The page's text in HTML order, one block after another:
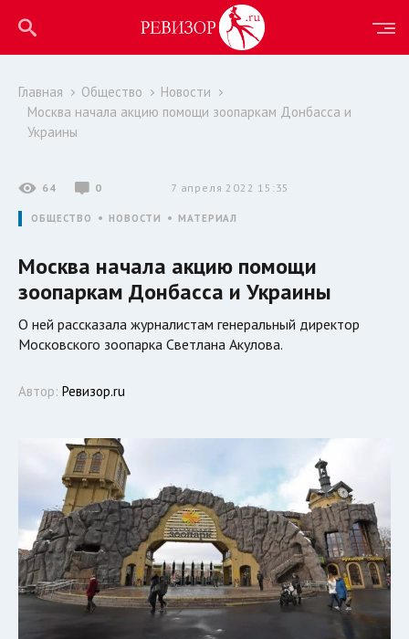
Главная Общество
Новости
Москва начала акцию помощи зоопаркам Донбасса и
Украины
64 0 7 апреля 2022 15:35
ОБЩЕСТВО НОВОСТИ МАТЕРИАЛ
Москва начала акцию помощи
зоопаркам Донбасса и Украины
О ней рассказала журналистам генеральный директор
Московского зоопарка Светлана Акулова.
Автор: Ревизор.ru